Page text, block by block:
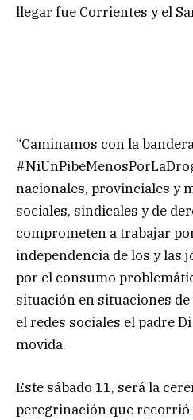
llegar fue Corrientes y el
“Caminamos con la
nacionales, provinciales y
sociales, sindicales y de
comprometen a trabajar
independencia de los y las
por el consumo
situación en situaciones
el redes sociales el padre
movida.
Este sábado 11, será la
peregrinación que